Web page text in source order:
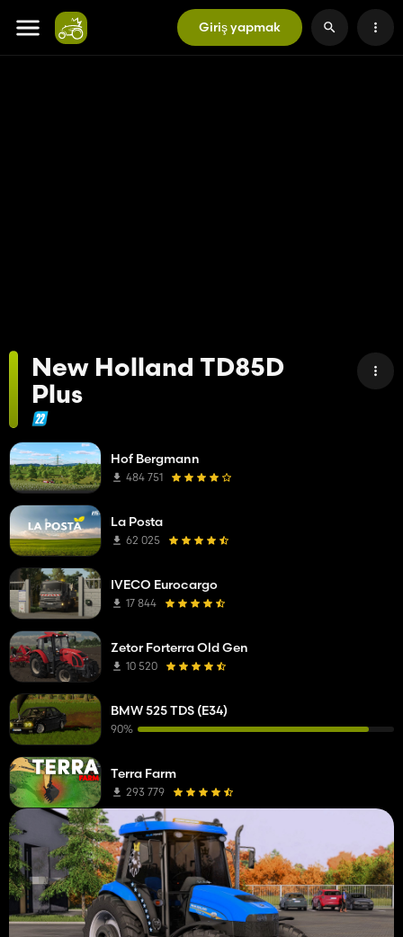
Giriş yapmak
New Holland TD85D
Plus
Hof Bergmann
484 751
La Posta
62 025
IVECO Eurocargo
17 844
Zetor Forterra Old Gen
10 520
BMW 525 TDS (E34)
90%
Terra Farm
293 779